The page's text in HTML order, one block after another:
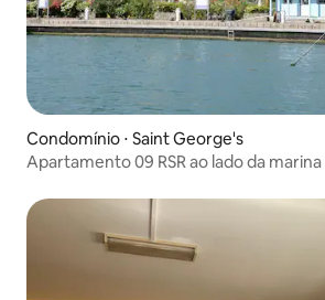
Condomínio ⋅ Saint George's
Apartamento 09 RSR ao lado da